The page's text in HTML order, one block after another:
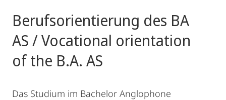
Berufsorientierung des BA
AS / Vocational orientation
of the B.A. AS
Das Studium im Bachelor Anglophone